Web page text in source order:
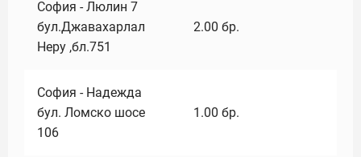
София - Люлин 7
бул.Джавахарлал
Неру ,бл.751
2.00 бр.
София - Надежда
бул. Ломско шосе
106
1.00 бр.